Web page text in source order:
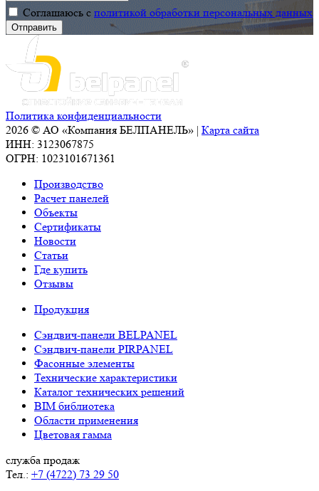
Соглашаюсь с политикой обработки персональных данных
Политика конфиденциальности
2026 © АО «Компания БЕЛПАНЕЛЬ» | Карта сайта
ИНН: 3123067875
ОГРН: 1023101671361
Производство
Расчет панелей
Объекты
Сертификаты
Новости
Статьи
Где купить
Отзывы
Продукция
Сэндвич-панели BELPANEL
Сэндвич-панели PIRPANEL
Фасонные элементы
Технические характеристики
Каталог технических решений
BIM библиотека
Области применения
Цветовая гамма
служба продаж
Тел.: +7 (4722) 73 29 50